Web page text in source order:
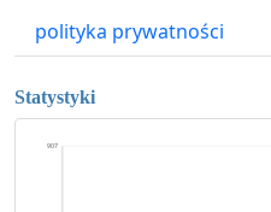
polityka prywatności
Statystyki
907